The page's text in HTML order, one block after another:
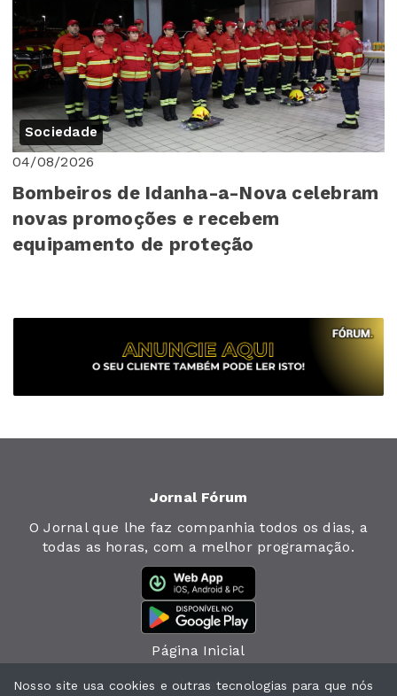
Sociedade
04/08/2026
Bombeiros de Idanha-a-Nova celebram
novas promoções e recebem
equipamento de proteção
Jornal Fórum
O Jornal que lhe faz companhia todos os dias, a
todas as horas, com a melhor programação.
Página Inicial
Jornal
Nosso site usa cookies e outras tecnologias para que nós